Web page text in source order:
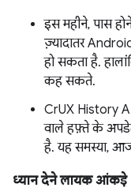
इस महीने, पास
ज़्यादातर
हो सकता है.
कह सकते.
CrUX History
वाले हफ़्ते के
है. यह समस्या,
ध्यान देने लायक आंकड़े